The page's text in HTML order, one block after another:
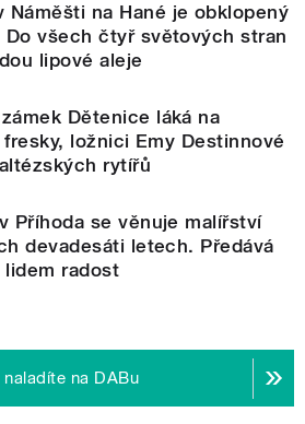
Náměšti na Hané je obklopený
Do všech čtyř světových stran
lipové aleje
Dětenice láká na
ložnici Emy Destinnové
rytířů
Příhoda se věnuje malířství
devadesáti letech. Předává
lidem radost
na DABu